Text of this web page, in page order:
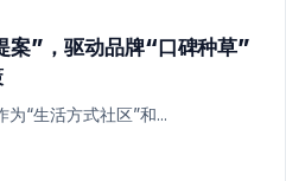
案”，驱动品牌“口碑种草”
“生活方式社区”和...